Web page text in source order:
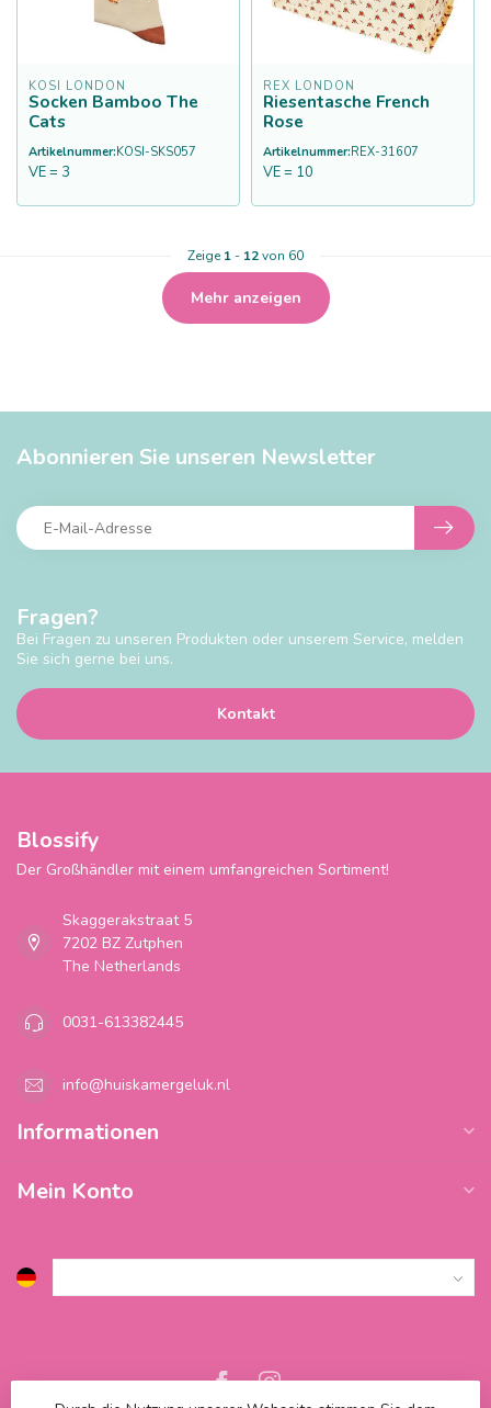
KOSI LONDON
Socken Bamboo The
Cats
Artikelnummer:KOSI-SKS057
VE = 3
REX LONDON
Riesentasche French
Rose
Artikelnummer:REX-31607
VE = 10
Zeige1- 12von 60
Mehr anzeigen
Fragen?
Bei Fragen zu unseren Produkten oder unserem Service, melden
Sie sich gerne bei uns.
Kontakt
Abonnieren Sie unseren Newsletter
Blossify
Der Großhändler mit einem umfangreichen Sortiment!
Skaggerakstraat 5
7202 BZ Zutphen
The Netherlands
0031-613382445
info@huiskamergeluk.nl
Informationen
Mein Konto